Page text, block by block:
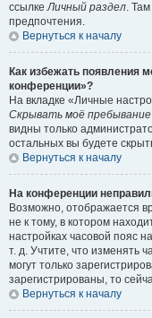
ссылкеЛичный раздел.
предпочтения.
Вернуться к началу
Как избежать появления
конференции»?
На вкладке «Личные
Скрывать моё
видны только
остальных вы будете
Вернуться к началу
На конференции
Возможно, отображается
не к тому, в котором
настройках часовой пояс
т. д. Учтите, что изменять
могут только
зарегистрированы, то
Вернуться к началу